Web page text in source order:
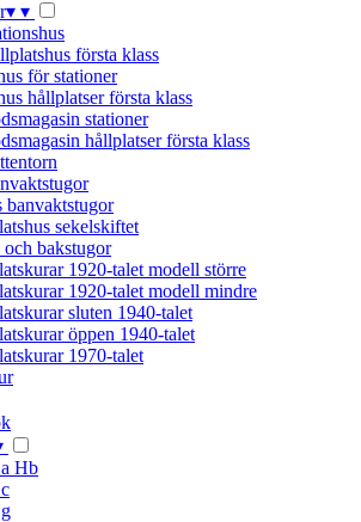
▾ ▾
första klass
för stationer
hållplatser första klass
stationer
hållplatser första klass
banvaktstugor
sekelskiftet
och bakstugor
1920-talet modell större
1920-talet modell mindre
sluten 1940-talet
öppen 1940-talet
1970-talet
Hb